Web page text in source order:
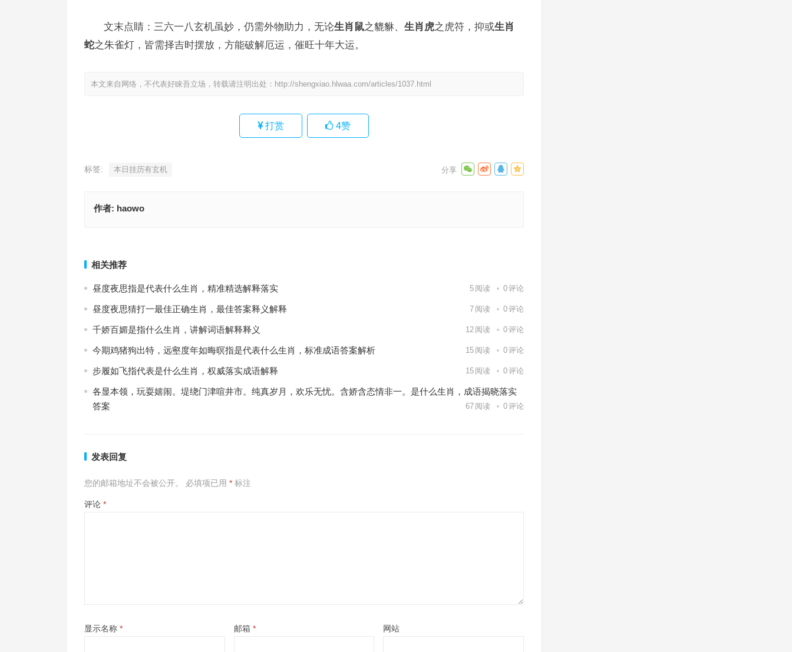
文末点睛：三六一八玄机虽妙，仍需外物助力，无论生肖鼠之貔貅、 生肖虎之虎符，抑或生肖
蛇之朱雀灯，皆需择吉时摆放，方能破解厄运，催旺十年大运。
本文来自网络，不代表好睐吾立场，转载请注明出处： http://shengxiao.hlwaa.com/articles/1037.html
打赏 4赞
标签: 本日挂历有玄机
作者: haowo
相关推荐
昼度夜思指是代表什么生肖，精准精选解释落实 5 阅读 0评论
昼度夜思猜打一最佳正确生肖，最佳答案释义解释 7 阅读 0评论
千娇百媚是指什么生肖，讲解词语解释释义 12 阅读 0评论
今期鸡猪狗出特，远壑度年如晦暝指是代表什么生肖，标准成语答案解析 15 阅读 0评论
步履如飞指代表是什么生肖，权威落实成语解释 15 阅读 0评论
各显本领，玩耍嬉闹。堤绕门津喧井市。纯真岁月，欢乐无忧。含娇含态情非一。是什么生肖，成语揭晓落实
答案
67 阅读 0评论
发表回复
您的邮箱地址不会被公开。 必填项已用 * 标注
评论 *
显示名称 * 邮箱 * 网站